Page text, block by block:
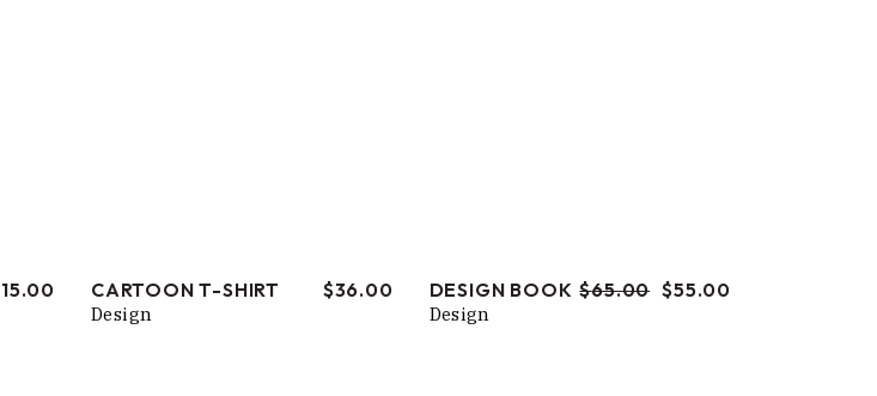
15.00 CARTOON T-SHIRT $36.00
Design
DESIGN BOOK $65.00 $55.00
Design